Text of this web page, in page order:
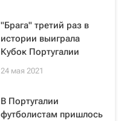
"Брага" третий раз в
истории выиграла
Кубок Португалии
24 мая 2021
В Португалии
футболистам пришлось